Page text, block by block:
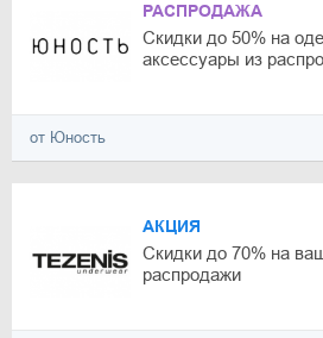
РАСПРОДАЖА
Скидки до 50% на
аксессуары из
от Юность
АКЦИЯ
Скидки до 70% на
распродажи